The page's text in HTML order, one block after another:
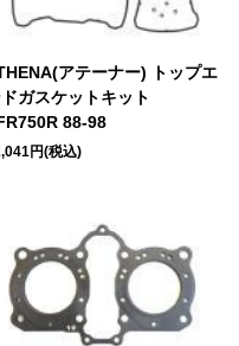
アテーナー) トップエ
ガスケットキット
88-98
円(税込)